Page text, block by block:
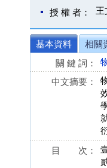
授 權 者： 王
基本資料
相關
關 鍵 詞：
中文摘要：
目 次：